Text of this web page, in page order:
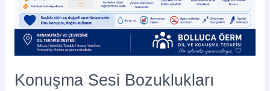
Konuşma Sesi Bozuklukları